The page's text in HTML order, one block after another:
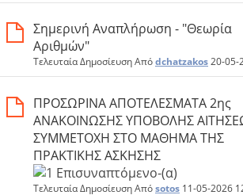
Σημερινή Αναπλήρωση - "Θεωρία
Αριθμών"
Τελευταία Δημοσίευση Απόdchatzakos20-05-
ΠΡΟΣΩΡΙΝΑ ΑΠΟΤΕΛΕΣΜΑΤΑ 2ης
ΑΝΑΚΟΙΝΩΣΗΣ ΥΠΟΒΟΛΗΣ
ΣΥΜΜΕΤΟΧΗ ΣΤΟ ΜΑΘΗΜΑ ΤΗΣ
ΠΡΑΚΤΙΚΗΣ ΑΣΚΗΣΗΣ
Τελευταία Δημοσίευση Απόsotos 11-05-2026